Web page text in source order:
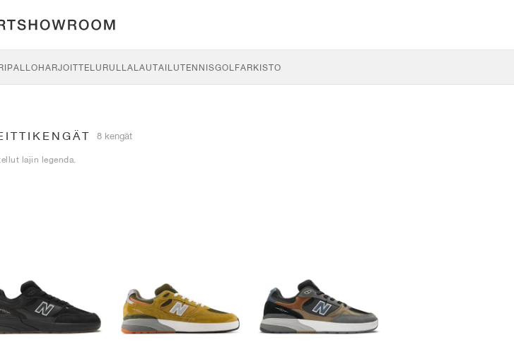
HARJOITTELU RULLALAUTAILUTENNISGOLFARKISTO
8 kengät
lajin legenda.